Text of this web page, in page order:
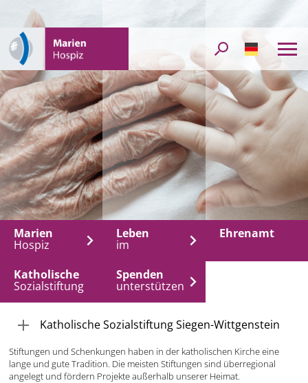
DE
Marien
Hospiz
Leben
im
Ehrenamt
Katholische
Sozialstiftung
Spenden
unterstützen
Katholische Sozialstiftung Siegen-Wittgenstein
Stiftungen und Schenkungen haben in der katholischen Kirche eine
lange und gute Tradition. Die meisten Stiftungen sind überregional
angelegt und fördern Projekte außerhalb unserer Heimat.